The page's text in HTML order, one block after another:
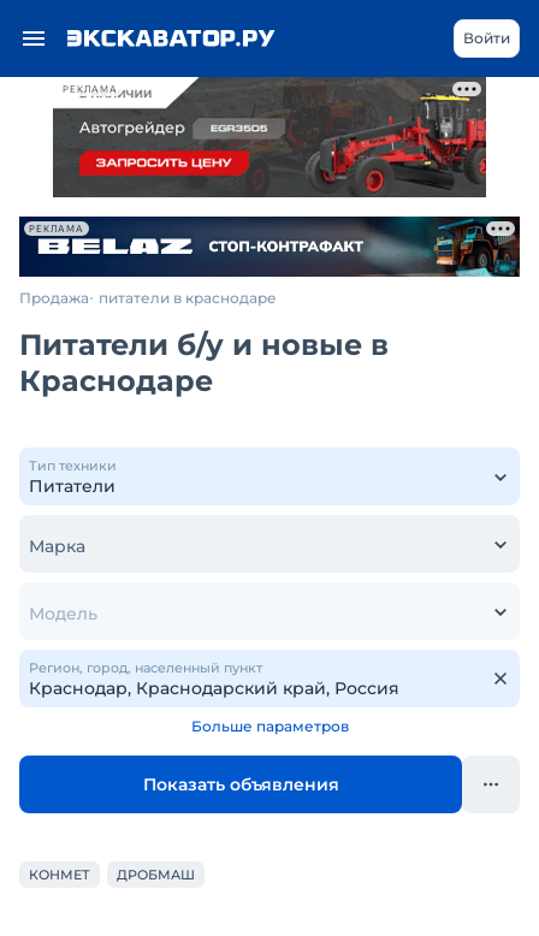
РЕКЛАМА
Войти
РЕКЛАМА
Продажа питатели в краснодаре
Питатели б/у и новые в
Краснодаре
Тип техники
Марка
Модель
Регион, город, населенный пункт
Больше параметров
Показать объявления
КОНМЕТ ДРОБМАШ